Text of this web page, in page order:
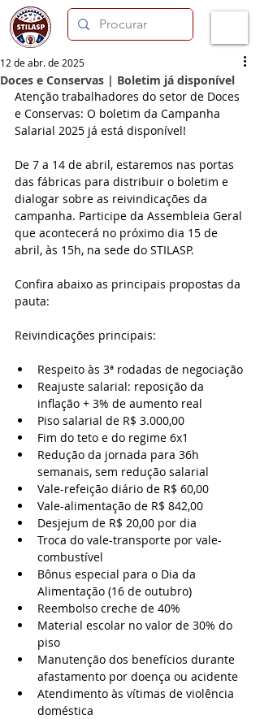
Doces e Conservas | Boletim já disponível
12 de abr. de 2025
Atenção trabalhadores do setor de Doces
e Conservas: O boletim da Campanha
Salarial 2025 já está disponível!
De 7 a 14 de abril, estaremos nas portas
das fábricas para distribuir o boletim e
dialogar sobre as reivindicações da
campanha. Participe da Assembleia Geral
que acontecerá no próximo dia 15 de
abril, às 15h, na sede do STILASP.
Confira abaixo as principais propostas da
pauta:
Reivindicações principais:
Respeito às 3ª rodadas de negociação
Reajuste salarial: reposição da
inflação + 3% de aumento real
Piso salarial de R$ 3.000,00
Fim do teto e do regime 6x1
Redução da jornada para 36h
semanais, sem redução salarial
Vale-refeição diário de R$ 60,00
Vale-alimentação de R$ 842,00
Desjejum de R$ 20,00 por dia
Troca do vale-transporte por vale-
combustível
Bônus especial para o Dia da
Alimentação (16 de outubro)
Reembolso creche de 40%
Material escolar no valor de 30% do
piso
Manutenção dos benefícios durante
afastamento por doença ou acidente
Atendimento às vítimas de violência
doméstica